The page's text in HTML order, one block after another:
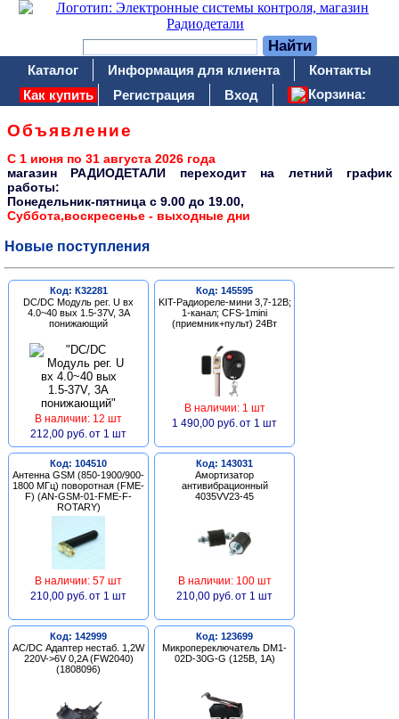
Каталог Информация для клиента
Контакты
Как купить
Регистрация Вход Корзина:
Объявление
С 1 июня по 31 августа 2026 года
магазин РАДИОДЕТАЛИ переходит на летний график
работы:
Понедельник-пятница c 9.00 до 19.00,
Суббота,воскресенье - выходные дни
Новые поступления
Код: К32281
DC/DC Модуль рег. U вх
4.0~40 вых 1.5-37V, 3A
понижающий
В наличии: 12 шт
212,00 руб. от 1 шт
Код: 145595
KIT-Радиореле-мини 3,7-12В;
1-канал; CFS-1mini
(приемник+пульт) 24Вт
В наличии: 1 шт
1 490,00 руб. от 1 шт
Код: 104510
Антенна GSM (850-1900/900-
1800 МГц) поворотная (FME-
F) (AN-GSM-01-FME-F-
ROTARY)
В наличии: 57 шт
210,00 руб. от 1 шт
Код: 143031
Амортизатор
антивибрационный
4035VV23-45
В наличии: 100 шт
210,00 руб. от 1 шт
Код: 142999
AC/DC Адаптер нестаб. 1,2W
220V->6V 0,2A (FW2040)
(1808096)
Код: 123699
Микропереключатель DM1-
02D-30G-G (125В, 1А)